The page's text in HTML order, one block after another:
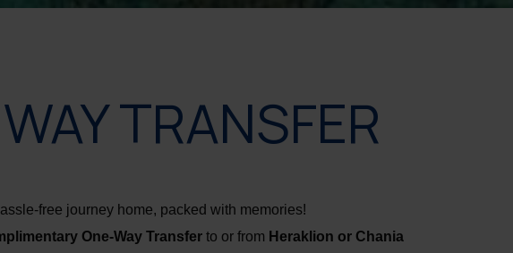
TRANSFER
free journey home, packed with memories!
One-Way Transfer to or from Heraklion or Chania